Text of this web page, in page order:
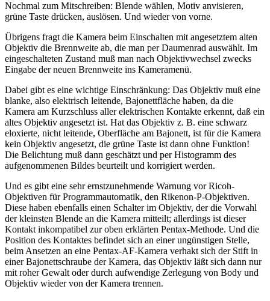
Nochmal zum Mitschreiben: Blende wählen, Motiv anvisieren,
grüne Taste drücken, auslösen. Und wieder von vorne.
Übrigens fragt die Kamera beim Einschalten mit angesetztem alten
Objektiv die Brennweite ab, die man per Daumenrad auswählt. Im
eingeschalteten Zustand muß man nach Objektivwechsel zwecks
Eingabe der neuen Brennweite ins Kameramenü.
Dabei gibt es eine wichtige Einschränkung: Das Objektiv muß eine
blanke, also elektrisch leitende, Bajonettfläche haben, da die
Kamera am Kurzschluss aller elektrischen Kontakte erkennt, daß ein
altes Objektiv angesetzt ist. Hat das Objektiv z. B. eine schwarz
eloxierte, nicht leitende, Oberfläche am Bajonett, ist für die Kamera
kein Objektiv angesetzt, die grüne Taste ist dann ohne Funktion!
Die Belichtung muß dann geschätzt und per Histogramm des
aufgenommenen Bildes beurteilt und korrigiert werden.
Und es gibt eine sehr ernstzunehmende Warnung vor Ricoh-
Objektiven für Programmautomatik, den Rikenon-P-Objektiven.
Diese haben ebenfalls einen Schalter im Objektiv, der die Vorwahl
der kleinsten Blende an die Kamera mitteilt; allerdings ist dieser
Kontakt inkompatibel zur oben erklärten Pentax-Methode. Und die
Position des Kontaktes befindet sich an einer ungünstigen Stelle,
beim Ansetzen an eine Pentax-AF-Kamera verhakt sich der Stift in
einer Bajonettschraube der Kamera, das Objektiv läßt sich dann nur
mit roher Gewalt oder durch aufwendige Zerlegung von Body und
Objektiv wieder von der Kamera trennen.